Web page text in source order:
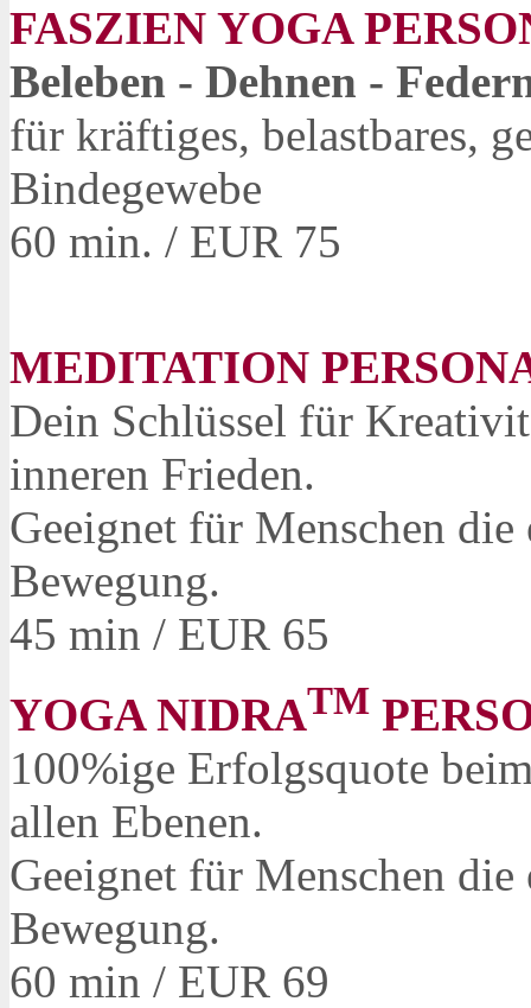
FASZIEN YOGA
Beleben - Dehnen -
für kräftiges, belastbares,
Bindegewebe
60 min. / EUR 75
MEDITATION
Dein Schlüssel für
inneren Frieden.
Geeignet für Menschen
Bewegung.
45 min / EUR 65
YOGA NIDRATM
100%ige Erfolgsquote
allen Ebenen.
Geeignet für Menschen
Bewegung.
60 min / EUR 69